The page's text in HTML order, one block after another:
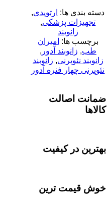
دسته بندی ها: ارتوپدی,
تجهیزات پزشکی,
زانوبند
برچسب ها: امیران
طب, زانوبند آدور ,
زانوبند نئوپرنی, زانوبند
نئوپرنی چهار فنره آدور
ضمانت اصالت
کالاها
بهترین در کیفیت
خوش قیمت ترین